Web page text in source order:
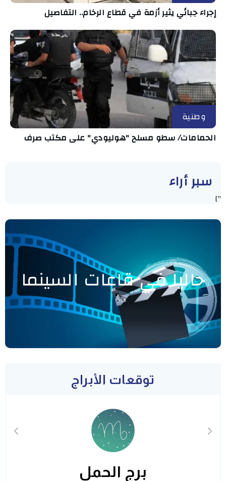
إجراء جبائي يثير أزمة في قطاع الرخام.. التفاصيل
وطنية
الحمامات/ سطو مسلح "هوليودي" على مكتب صرف
سبر أراء
"]
حاليا في قاعات السينما
توقعات الأبراج
برج الحمل